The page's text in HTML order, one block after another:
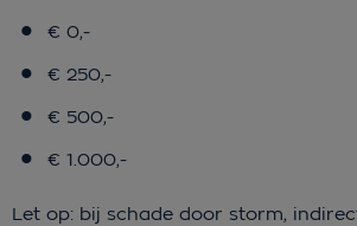
€ 0,-
€ 250,-
€ 500,-
€ 1.000,-
Let op: bij schade door storm,